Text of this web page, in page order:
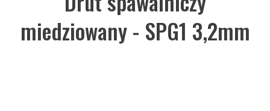
miedziowany - SPG1 3,2mm